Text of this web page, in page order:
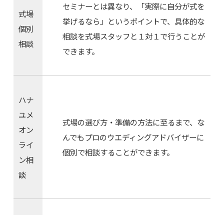
式場
個別
相談
セミナーとは異なり、「実際に自分が式を
挙げるなら」というポイントで、具体的な
相談を式場スタッフと１対１で行うことが
できます。
ハナ
ユメ
オン
ライ
ン相
談
式場の選び方・準備の方法に至るまで、な
んでもプロのウエディングアドバイザーに
個別で相談することができます。